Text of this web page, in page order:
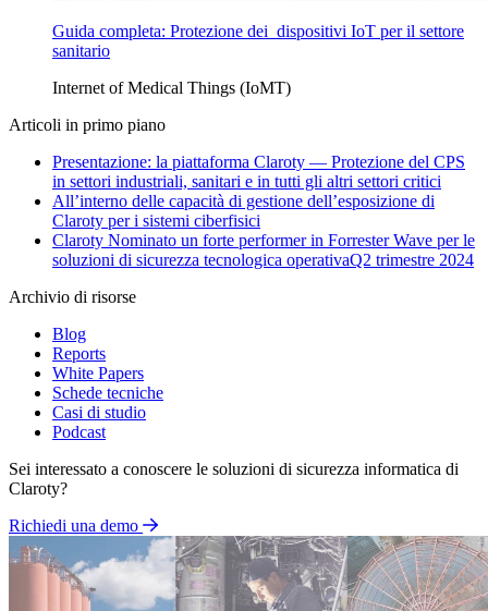
Guida completa: Protezione dei dispositivi IoT per il settore
sanitario
Internet of Medical Things (IoMT)
Articoli in primo piano
Presentazione: la piattaforma Claroty — Protezione del CPS
in settori industriali, sanitari e in tutti gli altri settori critici
All’interno delle capacità di gestione dell’esposizione di
Claroty per i sistemi ciberfisici
Claroty Nominato un forte performer in Forrester Wave per le
soluzioni di sicurezza tecnologica operativaQ2 trimestre 2024
Archivio di risorse
Blog
Reports
White Papers
Schede tecniche
Casi di studio
Podcast
Sei interessato a conoscere le soluzioni di sicurezza informatica di
Claroty?
Richiedi una demo